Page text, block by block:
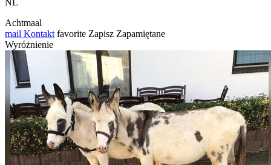
Achtmaal
mail Kontakt favorite Zapisz Zapamiętane
Wyróżnienie